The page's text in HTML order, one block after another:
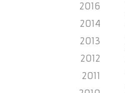
2016
2014
2013
2012
2011